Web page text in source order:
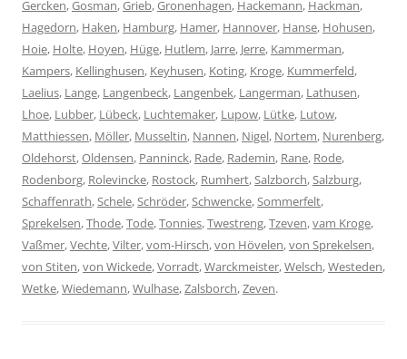
Gercken,Gosman,Grieb,Gronenhagen, Hackemann, Hackman,
Hagedorn, Haken, Hamburg, Hamer, Hannover, Hanse, Hohusen,
Hoie, Holte, Hoyen, Hüge, Hutlem, Jarre, Jerre, Kammerman,
Kampers, Kellinghusen, Keyhusen, Koting, Kroge, Kummerfeld,
Laelius, Lange, Langenbeck, Langenbek, Langerman, Lathusen,
Lhoe, Lubber, Lübeck, Luchtemaker, Lupow, Lütke, Lutow,
Matthiessen, Möller, Musseltin, Nannen, Nigel, Nortem, Nurenberg,
Oldehorst,Oldensen, Panninck, Rade, Rademin, Rane, Rode,
Rodenborg, Rolevincke, Rostock, Rumhert,Salzborch,Salzburg,
Schaffenrath,Schele,Schröder,Schwencke,Sommerfelt,
Sprekelsen,Thode,Tode,Tonnies,Twestreng,Tzeven,vam Kroge,
Vaßmer,Vechte,Vilter,vom-Hirsch,von Hövelen,von Sprekelsen,
von Stiten,von Wickede,Vorradt,Warckmeister,Welsch,Westeden,
Wetke,Wiedemann,Wulhase,Zalsborch,Zeven.